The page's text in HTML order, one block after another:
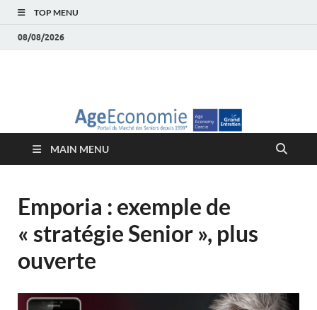
TOP MENU
08/08/2026
économie – Marché
des Seniors
MAIN MENU
Emporia : exemple de
« stratégie Senior », plus
ouverte